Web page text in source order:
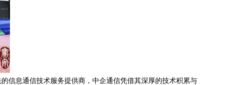
信息通信技术服务提供商，中企通信凭借其深厚的技术积累与